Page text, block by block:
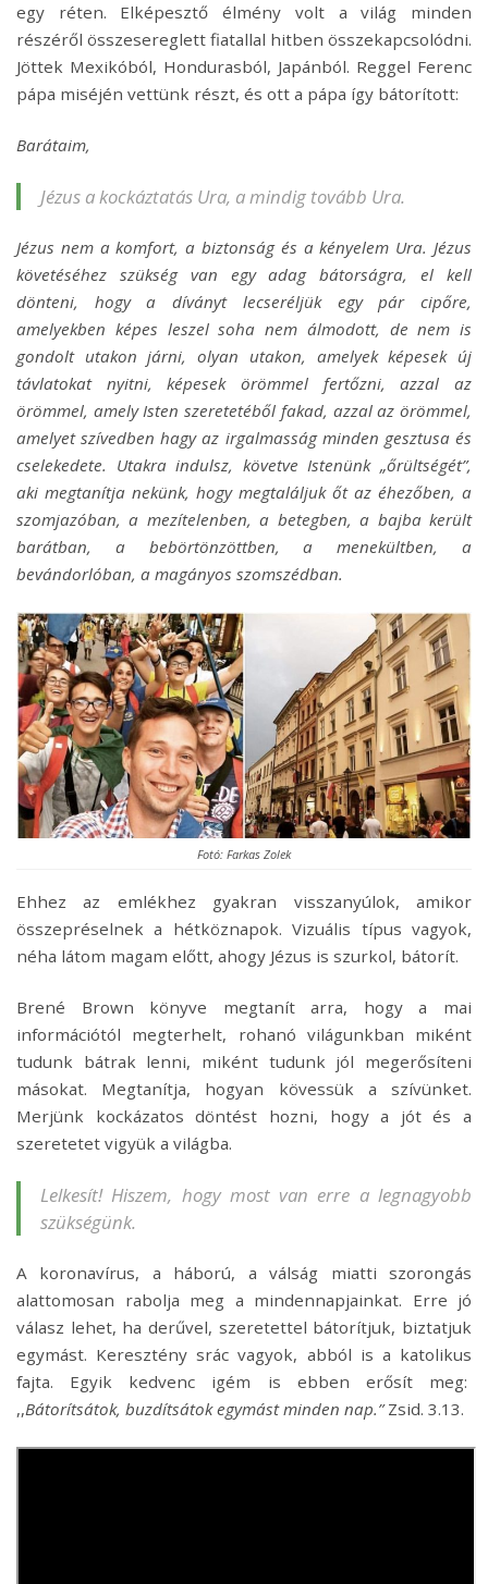
egy réten. Elképesztő élmény volt a világ minden
részéről összesereglett fiatallal hitben összekapcsolódni.
Jöttek Mexikóból, Hondurasból, Japánból. Reggel Ferenc
pápa miséjén vettünk részt, és ott a pápa így bátorított:
Barátaim,
Jézus a kockáztatás Ura, a mindig tovább Ura.
Jézus nem a komfort, a biztonság és a kényelem Ura. Jézus
követéséhez szükség van egy adag bátorságra, el kell
dönteni, hogy a díványt lecseréljük egy pár cipőre,
amelyekben képes leszel soha nem álmodott, de nem is
gondolt utakon járni, olyan utakon, amelyek képesek új
távlatokat nyitni, képesek örömmel fertőzni, azzal az
örömmel, amely Isten szeretetéből fakad, azzal az örömmel,
amelyet szívedben hagy az irgalmasság minden gesztusa és
cselekedete. Utakra indulsz, követve Istenünk „őrültségét”,
aki megtanítja nekünk, hogy megtaláljuk őt az éhezőben, a
szomjazóban, a mezítelenben, a betegben, a bajba került
barátban, a bebörtönzöttben, a menekültben, a
bevándorlóban, a magányos szomszédban.
Fotó: Farkas Zolek
Ehhez az emlékhez gyakran visszanyúlok, amikor
összepréselnek a hétköznapok. Vizuális típus vagyok,
néha látom magam előtt, ahogy Jézus is szurkol, bátorít.
Brené Brown könyve megtanít arra, hogy a mai
információtól megterhelt, rohanó világunkban miként
tudunk bátrak lenni, miként tudunk jól megerősíteni
másokat. Megtanítja, hogyan kövessük a szívünket.
Merjünk kockázatos döntést hozni, hogy a jót és a
szeretetet vigyük a világba.
Lelkesít! Hiszem, hogy most van erre a legnagyobb
szükségünk.
A koronavírus, a háború, a válság miatti szorongás
alattomosan rabolja meg a mindennapjainkat. Erre jó
válasz lehet, ha derűvel, szeretettel bátorítjuk, biztatjuk
egymást. Keresztény srác vagyok, abból is a katolikus
fajta. Egyik kedvenc igém is ebben erősít meg:
,,Bátorítsátok, buzdítsátok egymást minden nap.”Zsid. 3.13.